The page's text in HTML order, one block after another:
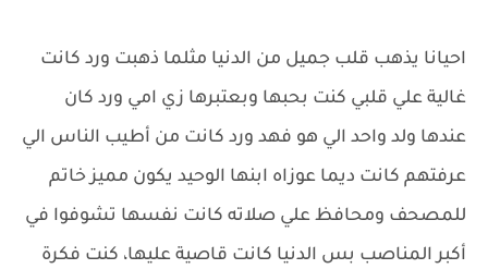
احيانا يذهب قلب جميل من الدنيا مثلما ذهبت ورد كانت
غالية علي قلبي كنت بحبها وبعتبرها زي امي ورد كان
عندها ولد واحد الي هو فهد ورد كانت من أطيب الناس الي
عرفتهم كانت ديما عوزاه ابنها الوحيد يكون مميز خاتم
للمصحف ومحافظ علي صلاته كانت نفسها تشوفوا في
أكبر المناصب بس الدنيا كانت قاصية عليها، كنت فكرة